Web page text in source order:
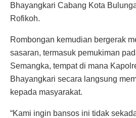
Bhayangkari Cabang Kota
Rofikoh.
Rombongan kemudian bergerak
sasaran, termasuk pemukiman
Semangka, tempat di mana
Bhayangkari secara langsung
kepada masyarakat.
“Kami ingin bansos ini tidak